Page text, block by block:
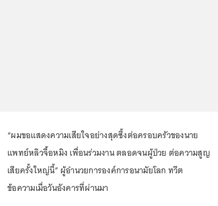
“ผมขอแสดงความเสียใจอย่างสุดซึ้งต่อครอบครัวของนาย
แพทย์หลิวจื้อหมิง เพื่อนร่วมงาน ตลอดจนผู้ป่วย ต่อความสูญ
เสียครั้งใหญ่นี้” ผู้อำนวยการองค์การอนามัยโลก ทวีต
ข้อความเมื่อวันอังคารที่ผ่านมา